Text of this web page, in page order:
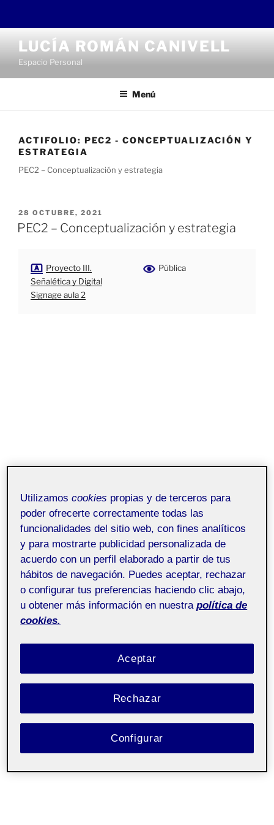
contenido
LUCÍA ROMÁN CANIVELL
Espacio Personal
Menú
ACTIFOLIO: PEC2 - CONCEPTUALIZACIÓN Y
ESTRATEGIA
PEC2 – Conceptualización y estrategia
PUBLICADO
EL
28 OCTUBRE, 2021
PEC2 – Conceptualización y estrategia
Proyecto III.
Señalética y Digital
Signage aula 2
Pública
Utilizamoscookies propias y de terceros para
poder ofrecerte correctamente todas las
funcionalidades del sitio web, con fines analíticos
y para mostrarte publicidad personalizada de
acuerdo con un perfil elaborado a partir de tus
hábitos de navegación. Puedes aceptar, rechazar
o configurar tus preferencias haciendo clic abajo,
u obtener más información en nuestra política de
cookies.
Rechazar
Aceptar
Configurar